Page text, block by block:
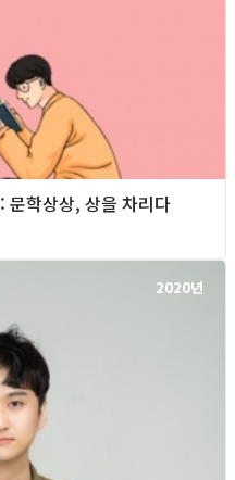
학상상, 상을 차리다
2020년